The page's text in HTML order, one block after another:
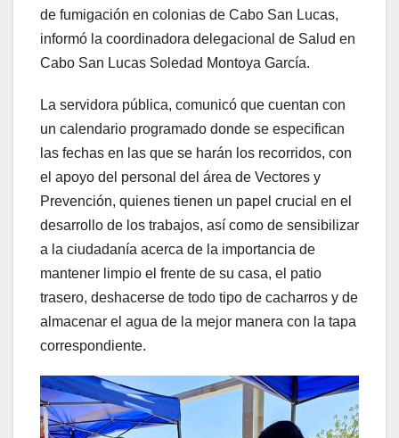
de fumigación en colonias de Cabo San Lucas,
informó la coordinadora delegacional de Salud en
Cabo San Lucas Soledad Montoya García.
La servidora pública, comunicó que cuentan con
un calendario programado donde se especifican
las fechas en las que se harán los recorridos, con
el apoyo del personal del área de Vectores y
Prevención, quienes tienen un papel crucial en el
desarrollo de los trabajos, así como de sensibilizar
a la ciudadanía acerca de la importancia de
mantener limpio el frente de su casa, el patio
trasero, deshacerse de todo tipo de cacharros y de
almacenar el agua de la mejor manera con la tapa
correspondiente.